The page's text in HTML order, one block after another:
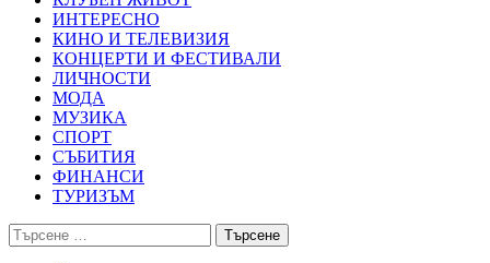
ИНТЕРЕСНО
КИНО И ТЕЛЕВИЗИЯ
КОНЦЕРТИ И ФЕСТИВАЛИ
ЛИЧНОСТИ
МОДА
МУЗИКА
СПОРТ
СЪБИТИЯ
ФИНАНСИ
ТУРИЗЪМ
Търсене
за: